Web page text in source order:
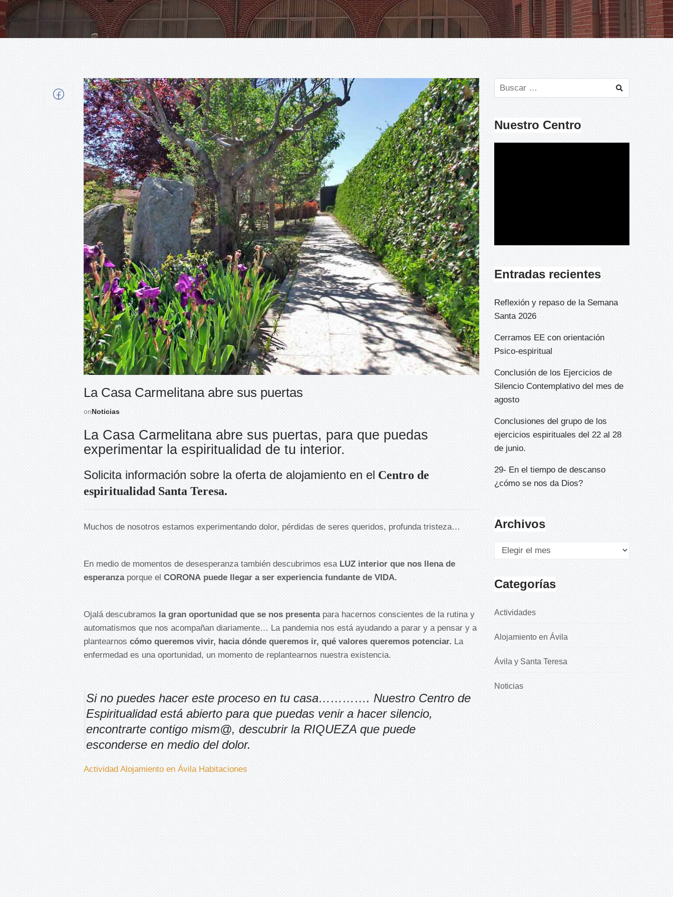
La Casa Carmelitana abre sus puertas
onNoticias
La Casa Carmelitana abre sus puertas, para que puedas
experimentar la espiritualidad de tu interior.
Solicita información sobre la oferta de alojamiento en el Centro de
espiritualidad Santa Teresa.
Muchos de nosotros estamos experimentando dolor, pérdidas de seres queridos, profunda tristeza…
En medio de momentos de desesperanza también descubrimos esa LUZ interior que nos llena de
esperanza porque el CORONA puede llegar a ser experiencia fundante de VIDA.
Ojalá descubramos la gran oportunidad que se nos presenta para hacernos conscientes de la rutina y
automatismos que nos acompañan diariamente… La pandemia nos está ayudando a parar y a pensar y a
plantearnos cómo queremos vivir, hacia dónde queremos ir, qué valores queremos potenciar. La
enfermedad es una oportunidad, un momento de replantearnos nuestra existencia.
Si no puedes hacer este proceso en tu casa…………. Nuestro Centro de
Espiritualidad está abierto para que puedas venir a hacer silencio,
encontrarte contigo mism@, descubrir la RIQUEZA que puede
esconderse en medio del dolor.
Actividad Alojamiento en Ávila Habitaciones
Nuestro Centro
Entradas recientes
Reflexión y repaso de la Semana
Santa 2026
Cerramos EE con orientación
Psico-espiritual
Conclusión de los Ejercicios de
Silencio Contemplativo del mes de
agosto
Conclusiones del grupo de los
ejercicios espirituales del 22 al 28
de junio.
29- En el tiempo de descanso
¿cómo se nos da Dios?
Archivos
Categorías
Actividades
Alojamiento en Ávila
Ávila y Santa Teresa
Noticias